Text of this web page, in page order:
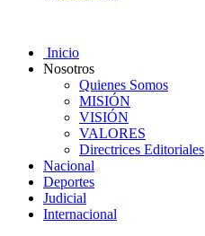
Inicio
Nosotros
Quienes Somos
MISIÓN
VISIÓN
VALORES
Directrices Editoriales
Nacional
Deportes
Judicial
Internacional